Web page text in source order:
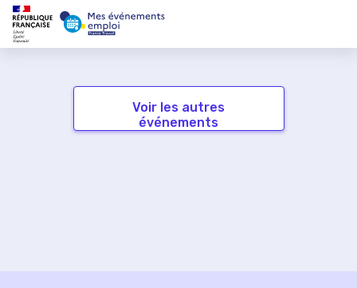
Voir les autres
événements